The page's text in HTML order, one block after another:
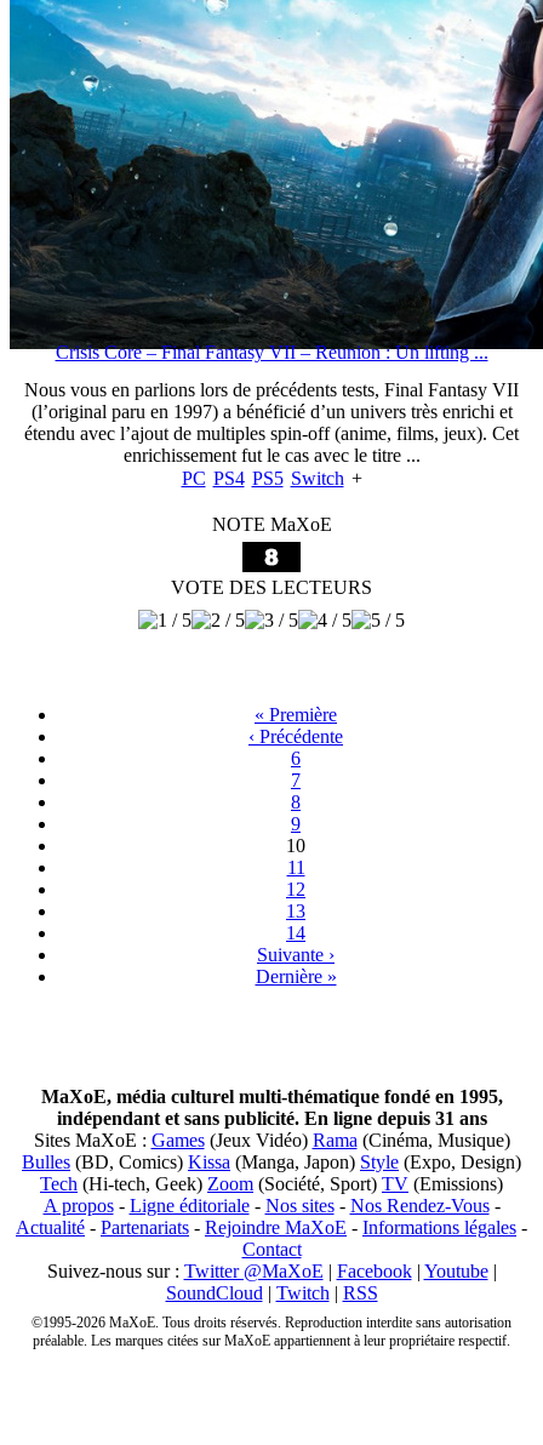
Crisis Core – Final Fantasy VII – Reunion : Un lifting ...
Nous vous en parlions lors de précédents tests, Final Fantasy VII
(l’original paru en 1997) a bénéficié d’un univers très enrichi et
étendu avec l’ajout de multiples spin-off (anime, films, jeux). Cet
enrichissement fut le cas avec le titre ...
PC PS4 PS5 Switch +
NOTE MaXoE
VOTE DES LECTEURS
« Première
‹ Précédente
6
7
8
9
10
11
12
13
14
Suivante ›
Dernière »
MaXoE, média culturel multi-thématique fondé en 1995,
indépendant et sans publicité. En ligne depuis 31 ans
Sites MaXoE : Games(Jeux Vidéo) Rama (Cinéma, Musique)
Bulles (BD, Comics) Kissa (Manga, Japon) Style (Expo, Design)
Tech (Hi-tech, Geek) Zoom (Société, Sport) TV (Emissions)
A propos- Ligne éditoriale- Nos sites- Nos Rendez-Vous-
Actualité - Partenariats - Rejoindre MaXoE - Informations légales -
Contact
Suivez-nous sur : Twitter @MaXoE | Facebook| Youtube|
SoundCloud | Twitch | RSS
©1995-2026 MaXoE. Tous droits réservés. Reproduction interdite sans autorisation
préalable. Les marques citées sur MaXoE appartiennent à leur propriétaire respectif.